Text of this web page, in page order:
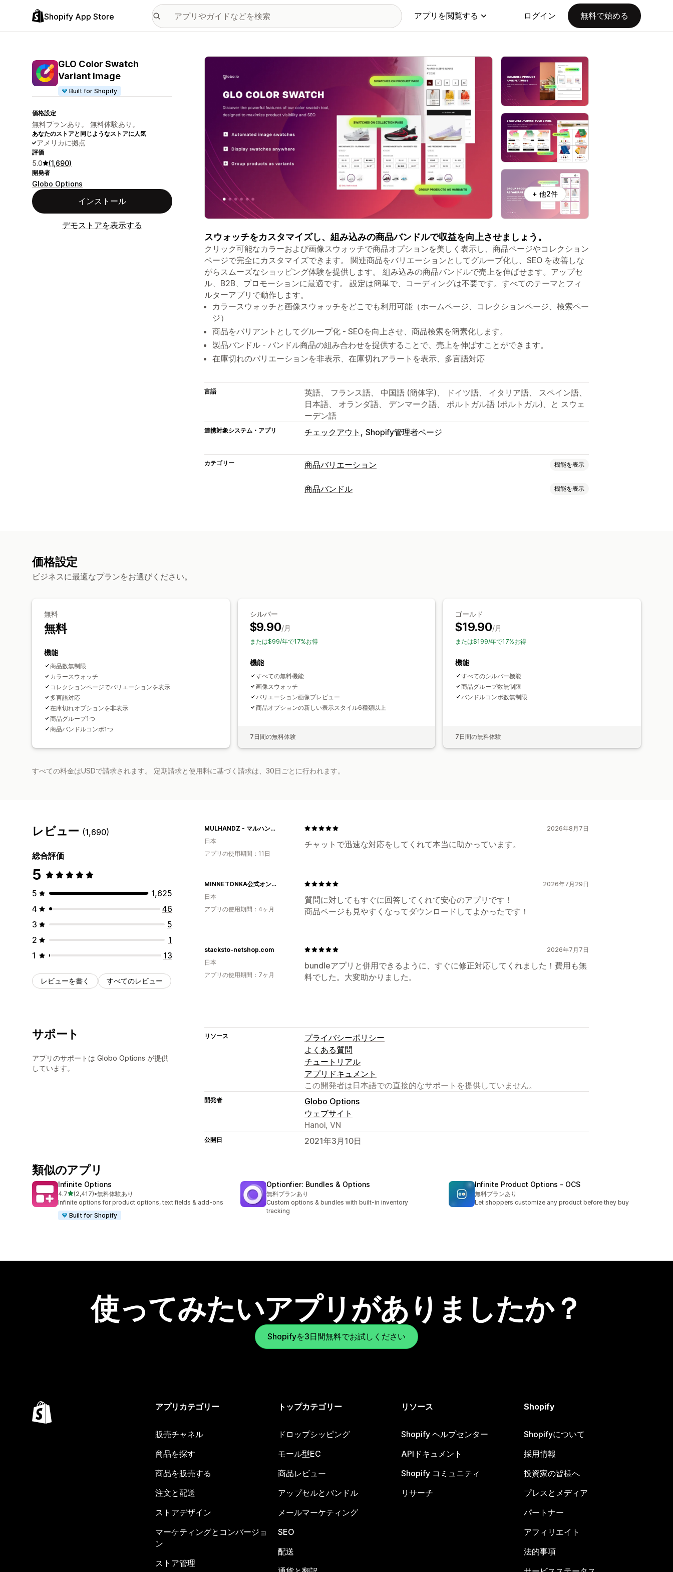
Shopify App Store アプリを閲覧する ログイン 無料で始める
GLO Color Swatch
Variant Image
Built for Shopify
価格設定
無料プランあり。 無料体験あり。
あなたのストアと同じようなストアに人気
アメリカに拠点
評価
5.0 (1,690)
開発者
Globo Options
インストール
デモストアを表示する
特集の画像ギャラリー
+ 他2件
スウォッチをカスタマイズし、組み込みの商品バンドルで収益を向上させましょう。
クリック可能なカラーおよび画像スウォッチで商品オプションを美しく表示し、商品ページやコレクション
ページで完全にカスタマイズできます。 関連商品をバリエーションとしてグループ化し、SEO を改善しな
がらスムーズなショッピング体験を提供します。 組み込みの商品バンドルで売上を伸ばせます。アップセ
ル、B2B、プロモーションに最適です。 設定は簡単で、コーディングは不要です。すべてのテーマとフィ
ルターアプリで動作します。
カラースウォッチと画像スウォッチをどこでも利用可能（ホームページ、コレクションページ、検索ペー
ジ）
商品をバリアントとしてグループ化 - SEOを向上させ、商品検索を簡素化します。
製品バンドル - バンドル商品の組み合わせを提供することで、売上を伸ばすことができます。
在庫切れのバリエーションを非表示、在庫切れアラートを表示、多言語対応
言語
英語、 フランス語、 中国語 (簡体字)、 ドイツ語、 イタリア語、 スペイン語、
日本語、 オランダ語、 デンマーク語、 ポルトガル語 (ポルトガル)、と スウェ
ーデン語
連携対象システム・アプリ チェックアウト Shopify管理者ページ
カテゴリー 商品バリエーション 機能を表示
カスタマイズ
商品バンドル 機能を表示
価格設定
ビジネスに最適なプランをお選びください。
無料
無料
機能
商品数無制限
カラースウォッチ
コレクションページでバリエーションを表示
多言語対応
在庫切れオプションを非表示
商品グループ1つ
商品バンドルコンボ1つ
シルバー
$9.90/月
または$99/年で17%お得
機能
すべての無料機能
画像スウォッチ
バリエーション画像プレビュー
商品オプションの新しい表示スタイル6種類以上
7日間の無料体験
ゴールド
$19.90/月
または$199/年で17%お得
機能
すべてのシルバー機能
商品グループ数無制限
バンドルコンボ数無制限
7日間の無料体験
すべての料金はUSDで請求されます。 定期請求と使用料に基づく請求は、30日ごとに行われます。
レビュー (1,690)
総合評価
5
5
1,625
4
46
3
5
2
1
1
13
レビューを書く すべてのレビュー
2026年8月7日
チャットで迅速な対応をしてくれて本当に助かっています。
MULHANDZ - マルハンズ -
日本
アプリの使用期間：11日
2026年7月29日
質問に対してもすぐに回答してくれて安心のアプリです！
商品ページも見やすくなってダウンロードしてよかったです！
MINNETONKA公式オンラインストア
日本
アプリの使用期間：4ヶ月
2026年7月7日
bundleアプリと併用できるように、すぐに修正対応してくれました！費用も無
料でした。大変助かりました。
stacksto-netshop.com
日本
アプリの使用期間：7ヶ月
サポート
アプリのサポートは Globo Options が提供
しています。
リソース
プライバシーポリシー
よくある質問
チュートリアル
アプリドキュメント
この開発者は日本語での直接的なサポートを提供していません。
開発者
Globo Options
ウェブサイト
Hanoi, VN
公開日 2021年3月10日
類似のアプリ
Infinite Options
4.75つ星中
(2,417)
合計レビュー数：2417件
•無料体験あり
Infinite options for product options, text fields & add-ons
Built for Shopify
Optionfier: Bundles & Options
無料プランあり
Custom options & bundles with built-in inventory
tracking
Infinite Product Options ‑ OCS
無料プランあり
Let shoppers customize any product before they buy
使ってみたいアプリがありましたか？
Shopifyを3日間無料でお試しください
アプリカテゴリー
販売チャネル
商品を探す
商品を販売する
注文と配送
ストアデザイン
マーケティングとコンバージョ
ン
ストア管理
トップカテゴリー
ドロップシッピング
モール型EC
商品レビュー
アップセルとバンドル
メールマーケティング
SEO
配送
リソース
Shopify ヘルプセンター
APIドキュメント
Shopify コミュニティ
リサーチ
Shopify
Shopifyについて
採用情報
投資家の皆様へ
プレスとメディア
パートナー
アフィリエイト
法的事項